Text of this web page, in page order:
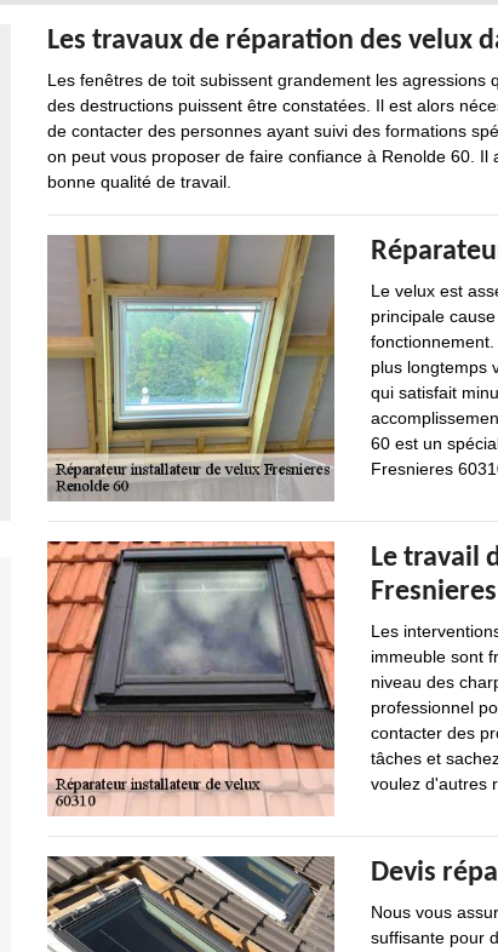
Les travaux de réparation des velux
Les fenêtres de toit subissent grandement les
des destructions puissent être constatées. Il est alors
de contacter des personnes ayant suivi des formations
on peut vous proposer de faire confiance à Renolde 60.
bonne qualité de travail.
Le velux est
principale
plus longtemps
qui satisfait
60 est un
Fresnieres
Le travail
Les
immeuble sont
niveau des
professionnel
contacter des
tâches et
voulez d'autres
Devis
Nous vous
suffisante pour